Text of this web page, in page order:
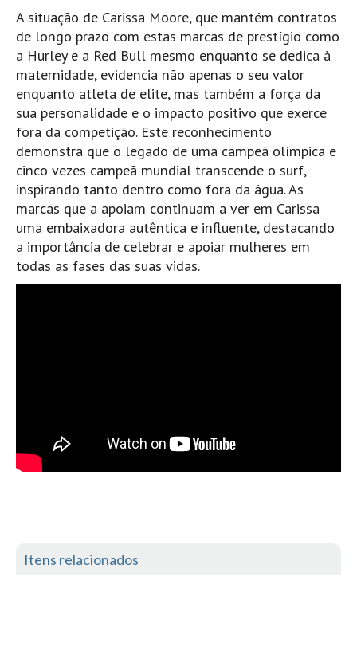
Foz do Lizandro
SINTRA
Praia Grande HD
Praia Grande Panorâmica HD
LINHA DE CASCAIS/ESTORIL
Guincho Norte
São Pedro do estoril
Parede
Carcavelos HD
Carcavelos Secret HD
Carcavelos - Calhau
ALENTEJO / ALGARVE
Monte Clérigo HD - O sargo
Fuzeta
A situação de Carissa Moore, que mantém contratos
de longo prazo com estas marcas de prestígio como
a Hurley e a Red Bull mesmo enquanto se dedica à
maternidade, evidencia não apenas o seu valor
enquanto atleta de elite, mas também a força da
sua personalidade e o impacto positivo que exerce
fora da competição. Este reconhecimento
demonstra que o legado de uma campeã olímpica e
cinco vezes campeã mundial transcende o surf,
inspirando tanto dentro como fora da água. As
marcas que a apoiam continuam a ver em Carissa
uma embaixadora autêntica e influente, destacando
a importância de celebrar e apoiar mulheres em
todas as fases das suas vidas.
Itens relacionados